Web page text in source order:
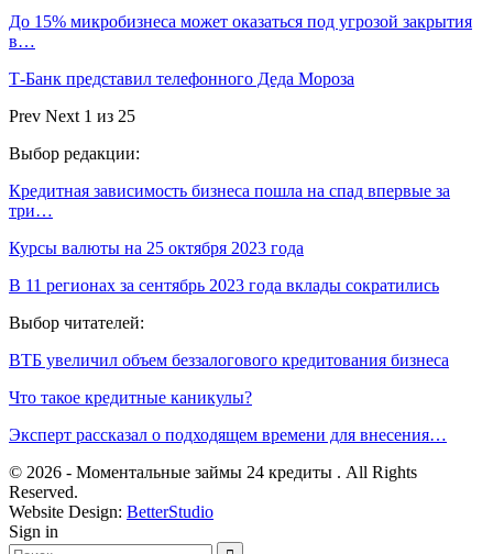
До 15% микробизнеса может оказаться под угрозой закрытия
в…
Т-Банк представил телефонного Деда Мороза
Prev Next 1 из 25
Выбор редакции:
Кредитная зависимость бизнеса пошла на спад впервые за
три…
Курсы валюты на 25 октября 2023 года
В 11 регионах за сентябрь 2023 года вклады сократились
Выбор читателей:
ВТБ увеличил объем беззалогового кредитования бизнеса
Что такое кредитные каникулы?
Эксперт рассказал о подходящем времени для внесения…
© 2026 - Моментальные займы 24 кредиты . All Rights
Reserved.
Website Design: BetterStudio
Sign in